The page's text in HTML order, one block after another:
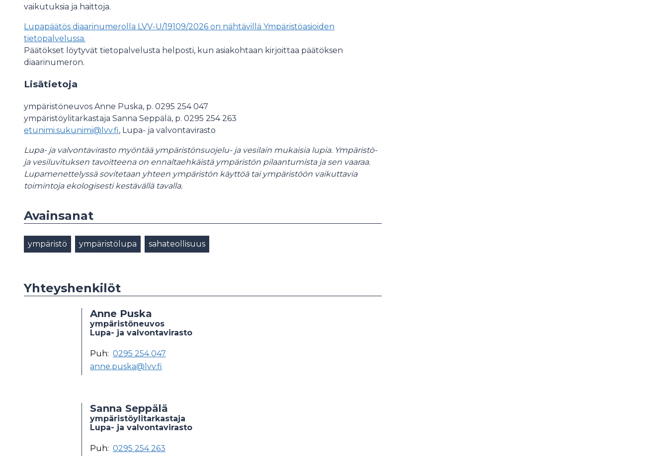
vaikutuksia ja haittoja.
Lupapäätös diaarinumerolla LVV-U/19109/2026 on nähtävillä Ympäristöasioiden
tietopalvelussa.
Päätökset löytyvät tietopalvelusta helposti, kun asiakohtaan kirjoittaa päätöksen
diaarinumeron.
Lisätietoja
ympäristöneuvos Anne Puska, p. 0295 254 047
ympäristöylitarkastaja Sanna Seppälä, p. 0295 254 263
etunimi.sukunimi@lvv.fi, Lupa- ja valvontavirasto
Lupa- ja valvontavirasto myöntää ympäristönsuojelu- ja vesilain mukaisia lupia. Ympäristö-
ja vesiluvituksen tavoitteena on ennaltaehkäistä ympäristön pilaantumista ja sen vaaraa.
Lupamenettelyssä sovitetaan yhteen ympäristön käyttöä tai ympäristöön vaikuttavia
toimintoja ekologisesti kestävällä tavalla.
Avainsanat
ympäristö ympäristölupa sahateollisuus
Yhteyshenkilöt
Anne Puska
ympäristöneuvos
Lupa- ja valvontavirasto
Puh: 0295 254 047
anne.puska@lvv.fi
Sanna Seppälä
ympäristöylitarkastaja
Lupa- ja valvontavirasto
Puh: 0295 254 263